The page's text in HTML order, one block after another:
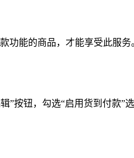
功能的商品，才能享受此服
”按钮，勾选“启用货到付款”